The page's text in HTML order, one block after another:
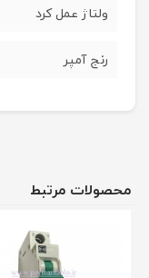
ولتاژ عمل کرد
رنج آمپر
محصولات مرتبط